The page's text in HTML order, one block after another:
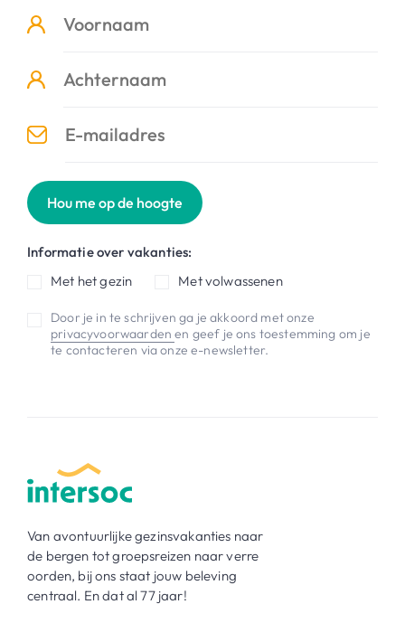
Hou me op de hoogte
Informatie over vakanties:
Met het gezin
Met volwassenen
Door je in te schrijven ga je akkoord met onze
privacyvoorwaardenen geef je ons toestemming om je
te contacteren via onze e-newsletter.
Van avontuurlijke gezinsvakanties naar
de bergen tot groepsreizen naar verre
oorden, bij ons staat jouw beleving
centraal. En dat al 77 jaar!